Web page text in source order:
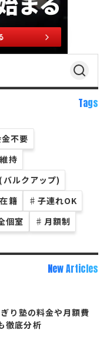
Tags
不要
持
ルクアップ)
籍 ♯ 子連れOK
個室 ♯ 月額制
New Articles
り塾の料金や月額費
徹底分析